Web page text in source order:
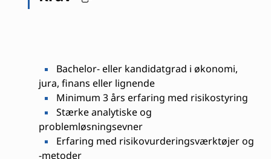
Bachelor- eller kandidatgrad i økonomi,
jura, finans eller lignende
Minimum 3 års erfaring med risikostyring
Stærke analytiske og
problemløsningsevner
Erfaring med risikovurderingsværktøjer og
-metoder